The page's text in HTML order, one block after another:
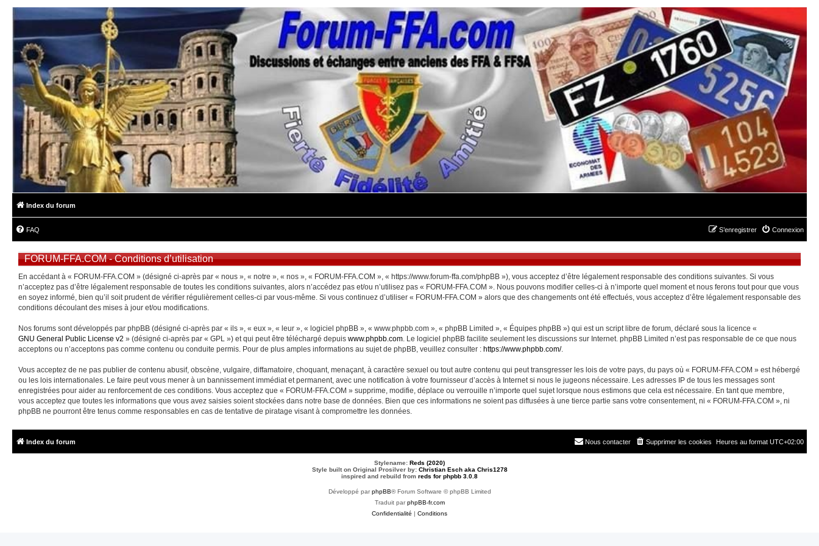
Index du forum
FAQ Connexion
S’enregistrer
FORUM-FFA.COM - Conditions d’utilisation
En accédant à « FORUM-FFA.COM » (désigné ci-après par « nous », « notre », « nos », « FORUM-FFA.COM », « https://www.forum-ffa.com/phpBB »), vous acceptez d’être légalement responsable des conditions suivantes. Si vous
n’acceptez pas d’être légalement responsable de toutes les conditions suivantes, alors n’accédez pas et/ou n’utilisez pas « FORUM-FFA.COM ». Nous pouvons modifier celles-ci à n’importe quel moment et nous ferons tout pour que vous
en soyez informé, bien qu’il soit prudent de vérifier régulièrement celles-ci par vous-même. Si vous continuez d’utiliser « FORUM-FFA.COM » alors que des changements ont été effectués, vous acceptez d’être légalement responsable des
conditions découlant des mises à jour et/ou modifications.
Nos forums sont développés par phpBB (désigné ci-après par « ils », « eux », « leur », « logiciel phpBB », « www.phpbb.com », « phpBB Limited », « Équipes phpBB ») qui est un script libre de forum, déclaré sous la licence «
GNU General Public License v2 » (désigné ci-après par « GPL ») et qui peut être téléchargé depuis www.phpbb.com. Le logiciel phpBB facilite seulement les discussions sur Internet. phpBB Limited n’est pas responsable de ce que nous
acceptons ou n’acceptons pas comme contenu ou conduite permis. Pour de plus amples informations au sujet de phpBB, veuillez consulter : https://www.phpbb.com/.
Vous acceptez de ne pas publier de contenu abusif, obscène, vulgaire, diffamatoire, choquant, menaçant, à caractère sexuel ou tout autre contenu qui peut transgresser les lois de votre pays, du pays où « FORUM-FFA.COM » est hébergé
ou les lois internationales. Le faire peut vous mener à un bannissement immédiat et permanent, avec une notification à votre fournisseur d’accès à Internet si nous le jugeons nécessaire. Les adresses IP de tous les messages sont
enregistrées pour aider au renforcement de ces conditions. Vous acceptez que « FORUM-FFA.COM » supprime, modifie, déplace ou verrouille n’importe quel sujet lorsque nous estimons que cela est nécessaire. En tant que membre,
vous acceptez que toutes les informations que vous avez saisies soient stockées dans notre base de données. Bien que ces informations ne soient pas diffusées à une tierce partie sans votre consentement, ni « FORUM-FFA.COM », ni
phpBB ne pourront être tenus comme responsables en cas de tentative de piratage visant à compromettre les données.
Index du forum Heures au format UTC+02:00
Supprimer les cookies
Nous contacter
Stylename: Reds (2020)
Style built on Original Prosilver by: Christian Esch aka Chris1278
inspired and rebuild from reds for phpbb 3.0.8
Développé parphpBB® Forum Software © phpBB Limited
Traduit parphpBB-fr.com
Confidentialité | Conditions